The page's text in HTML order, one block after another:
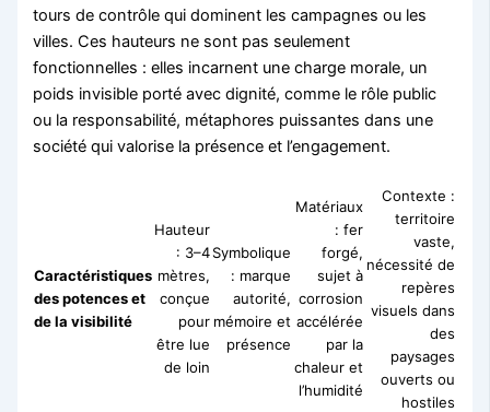
tours de contrôle qui dominent les campagnes ou les
villes. Ces hauteurs ne sont pas seulement
fonctionnelles : elles incarnent une charge morale, un
poids invisible porté avec dignité, comme le rôle public
ou la responsabilité, métaphores puissantes dans une
société qui valorise la présence et l’engagement.
Caractéristiques
des potences et
de la visibilité
Hauteur
: 3–4
mètres,
conçue
pour
être lue
de loin
Symbolique
: marque
autorité,
mémoire et
présence
Matériaux
: fer
forgé,
sujet à
corrosion
accélérée
par la
chaleur et
l’humidité
Contexte :
territoire
vaste,
nécessité de
repères
visuels dans
des
paysages
ouverts ou
hostiles